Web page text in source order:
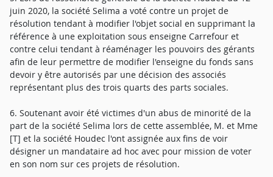
juin 2020, la société Selima a voté contre un projet de
résolution tendant à modifier l'objet social en supprimant la
référence à une exploitation sous enseigne Carrefour et
contre celui tendant à réaménager les pouvoirs des gérants
afin de leur permettre de modifier l'enseigne du fonds sans
devoir y être autorisés par une décision des associés
représentant plus des trois quarts des parts sociales.
6. Soutenant avoir été victimes d'un abus de minorité de la
part de la société Selima lors de cette assemblée, M. et Mme
[T] et la société Houdec l'ont assignée aux fins de voir
désigner un mandataire ad hoc avec pour mission de voter
en son nom sur ces projets de résolution.